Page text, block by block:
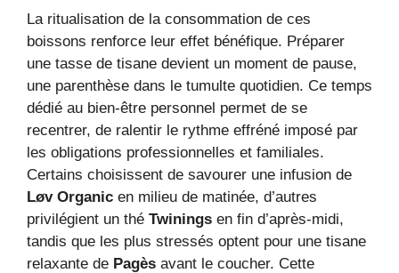
La ritualisation de la consommation de ces
boissons renforce leur effet bénéfique. Préparer
une tasse de tisane devient un moment de pause,
une parenthèse dans le tumulte quotidien. Ce temps
dédié au bien-être personnel permet de se
recentrer, de ralentir le rythme effréné imposé par
les obligations professionnelles et familiales.
Certains choisissent de savourer une infusion de
Løv Organic en milieu de matinée, d’autres
privilégient un thé Twinings en fin d’après-midi,
tandis que les plus stressés optent pour une tisane
relaxante de Pagès avant le coucher. Cette